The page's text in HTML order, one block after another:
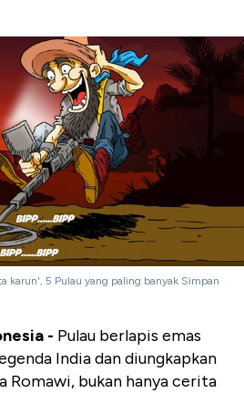
karun', 5 Pulau yang paling banyak Simpan
- Pulau berlapis emas
India dan diungkapkan
Romawi, bukan hanya cerita